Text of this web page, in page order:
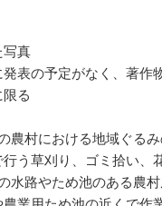
写真
表の予定がなく、著作
る
農村における地域ぐる
う草刈り、ゴミ拾い、
水路やため池のある農